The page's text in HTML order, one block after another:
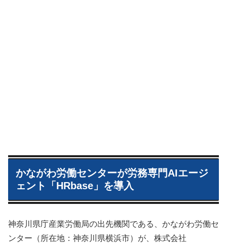
かながわ労働センターが労務専門AIエージ
ェント「HRbase」を導入
神奈川県庁産業労働局の出先機関である、かながわ労働セ
ンター（所在地：神奈川県横浜市）が、株式会社